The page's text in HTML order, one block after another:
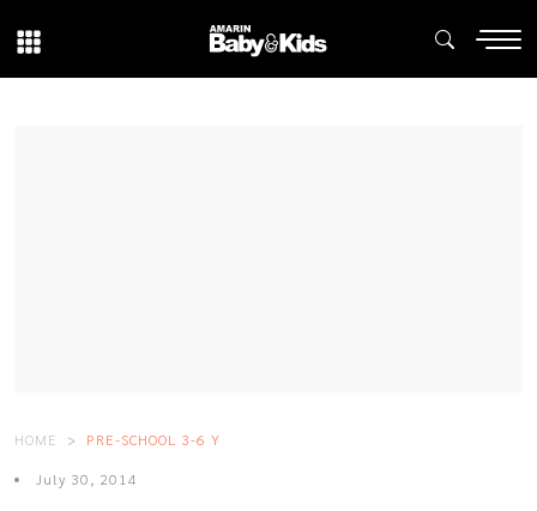
HOME PRE-SCHOOL 3-6 Y
July 30, 2014